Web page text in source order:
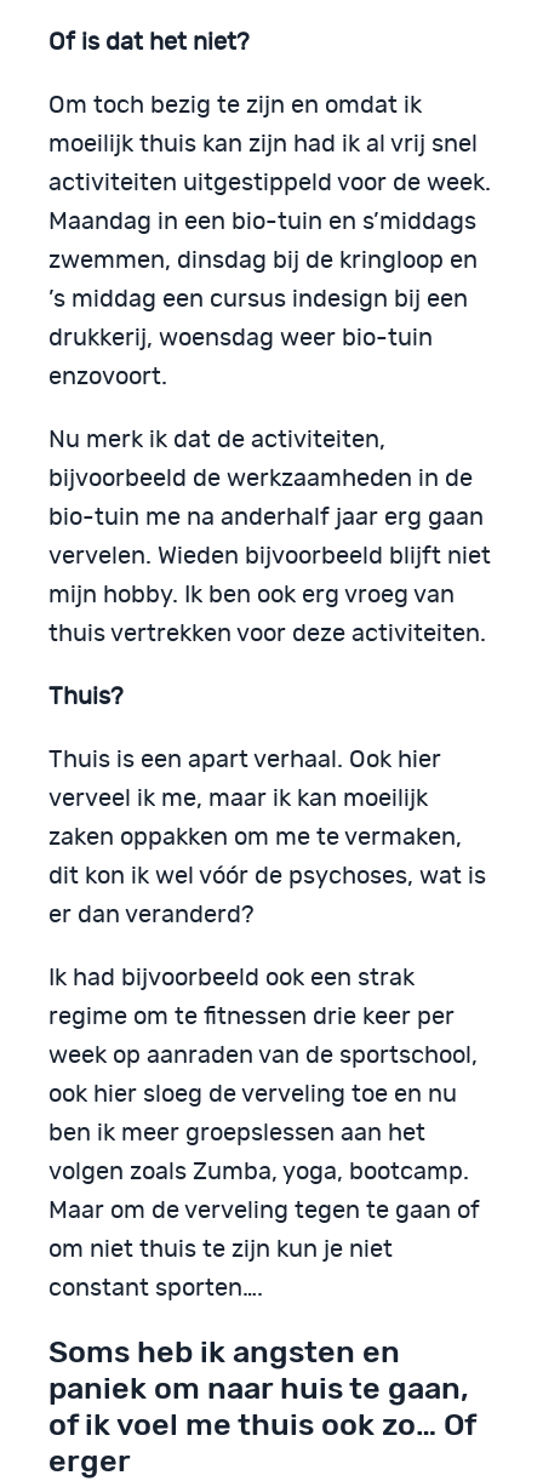
Of is dat het niet?
Om toch bezig te zijn en omdat ik
moeilijk thuis kan zijn had ik al vrij snel
activiteiten uitgestippeld voor de week.
Maandag in een bio-tuin en s’middags
zwemmen, dinsdag bij de kringloop en
’s middag een cursus indesign bij een
drukkerij, woensdag weer bio-tuin
enzovoort.
Nu merk ik dat de activiteiten,
bijvoorbeeld de werkzaamheden in de
bio-tuin me na anderhalf jaar erg gaan
vervelen. Wieden bijvoorbeeld blijft niet
mijn hobby. Ik ben ook erg vroeg van
thuis vertrekken voor deze activiteiten.
Thuis?
Thuis is een apart verhaal. Ook hier
verveel ik me, maar ik kan moeilijk
zaken oppakken om me te vermaken,
dit kon ik wel vóór de psychoses, wat is
er dan veranderd?
Ik had bijvoorbeeld ook een strak
regime om te fitnessen drie keer per
week op aanraden van de sportschool,
ook hier sloeg de verveling toe en nu
ben ik meer groepslessen aan het
volgen zoals Zumba, yoga, bootcamp.
Maar om de verveling tegen te gaan of
om niet thuis te zijn kun je niet
constant sporten….
Soms heb ik angsten en
paniek om naar huis te gaan,
of ik voel me thuis ook zo… Of
erger